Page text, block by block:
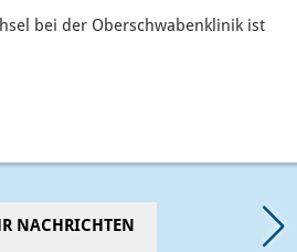
bei der Oberschwabenklinik ist
NACHRICHTEN